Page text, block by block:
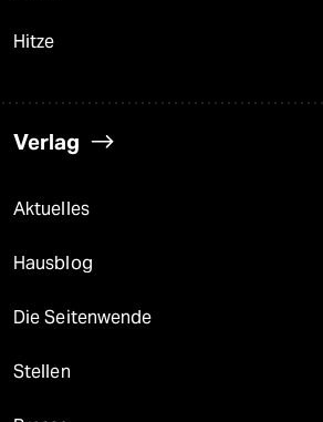
Hitze
Verlag
Aktuelles
Hausblog
Die Seitenwende
Stellen